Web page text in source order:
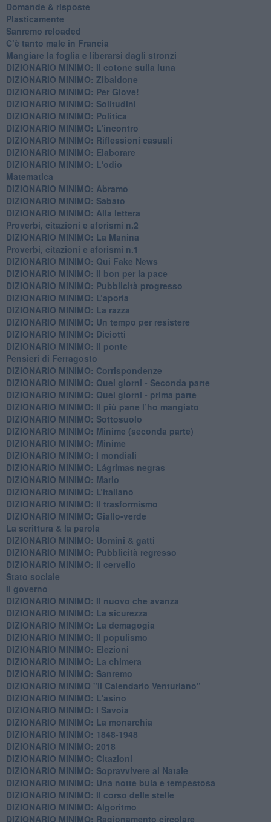
​Domande & risposte
​Plasticamente
Sanremo reloaded
C’è tanto male in Francia
​Mangiare la foglia e liberarsi dagli stronzi
DIZIONARIO MINIMO: Il cotone sulla luna
DIZIONARIO MINIMO: Zibaldone
DIZIONARIO MINIMO: Per Giove!
DIZIONARIO MINIMO: Solitudini
DIZIONARIO MINIMO: Politica
DIZIONARIO MINIMO: L'incontro
DIZIONARIO MINIMO: Riflessioni casuali
DIZIONARIO MINIMO: Elaborare
DIZIONARIO MINIMO: L'odio
​Matematica
DIZIONARIO MINIMO: Abramo
DIZIONARIO MINIMO: Sabato
​DIZIONARIO MINIMO: Alla lettera
Proverbi, citazioni e aforismi n.2
DIZIONARIO MINIMO: La Manina
​Proverbi, citazioni e aforismi n.1
DIZIONARIO MINIMO: Qui Fake News
DIZIONARIO MINIMO: ​Il bon per la pace
DIZIONARIO MINIMO: Pubblicità progresso
DIZIONARIO MINIMO: L’aporìa
DIZIONARIO MINIMO: La razza
DIZIONARIO MINIMO: Un tempo per resistere
DIZIONARIO MINIMO: Diciotti
DIZIONARIO MINIMO: Il ponte
Pensieri di Ferragosto
DIZIONARIO MINIMO: Corrispondenze
DIZIONARIO MINIMO: Quei giorni - Seconda parte
DIZIONARIO MINIMO: Quei giorni - prima parte
DIZIONARIO MINIMO: Il più pane l’ho mangiato
DIZIONARIO MINIMO: Sottosuolo
DIZIONARIO MINIMO: Minime (seconda parte)
DIZIONARIO MINIMO: Minime
DIZIONARIO MINIMO: ​I mondiali
DIZIONARIO MINIMO: ​Lágrimas negras
DIZIONARIO MINIMO: Mario
DIZIONARIO MINIMO: L’italiano
DIZIONARIO MINIMO: Il trasformismo
DIZIONARIO MINIMO: Giallo-verde
La scrittura & la parola
​DIZIONARIO MINIMO: Uomini & gatti
DIZIONARIO MINIMO: ​Pubblicità regresso
DIZIONARIO MINIMO: Il cervello
Stato sociale
Il governo
DIZIONARIO MINIMO: Il nuovo che avanza
DIZIONARIO MINIMO: La sicurezza
DIZIONARIO MINIMO: La demagogia
DIZIONARIO MINIMO: Il populismo
DIZIONARIO MINIMO: Elezioni
DIZIONARIO MINIMO: La chimera
DIZIONARIO MINIMO: Sanremo
DIZIONARIO MINIMO "Il Calendario Venturiano"
DIZIONARIO MINIMO: L'asino
DIZIONARIO MINIMO: I Savoia
DIZIONARIO MINIMO: La monarchia
DIZIONARIO MINIMO: 1848-1948
DIZIONARIO MINIMO: 2018
DIZIONARIO MINIMO: Citazioni
DIZIONARIO MINIMO: ​Sopravvivere al Natale
DIZIONARIO MINIMO: ​Una notte buia e tempestosa
DIZIONARIO MINIMO: Il corso delle stelle
DIZIONARIO MINIMO: Algoritmo
DIZIONARIO MINIMO: Ragionamento circolare